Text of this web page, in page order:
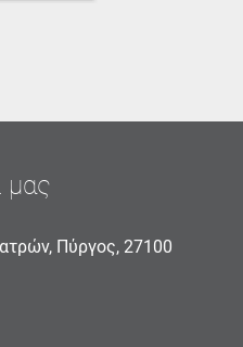
μας
Πύργος, 27100